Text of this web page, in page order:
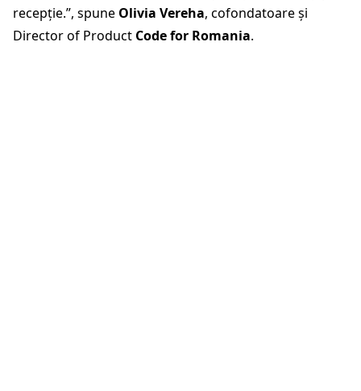
recepție.”, spune Olivia Vereha, cofondatoare și
Director of Product Code for Romania.